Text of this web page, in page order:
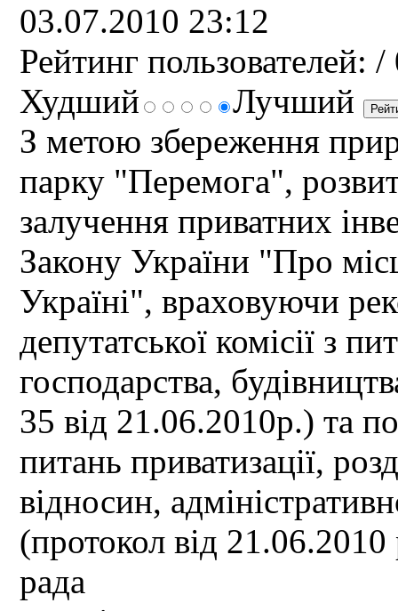
03.07.2010 23:12
Рейтинг пользователей: /
Худший
Лучший
З метою збереження
парку "Перемога",
залучення приватних
Закону України "Про
Україні", враховуючи
депутатської комісії з
господарства,
35 від 21.06.2010р.) та
питань приватизації,
відносин,
(протокол від
рада